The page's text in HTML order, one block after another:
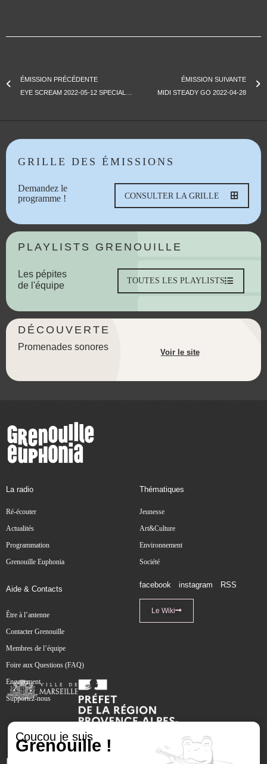
ÉMISSION PRÉCÉDENTE
ÉMISSION SUIVANTE
MIDI STEADY GO 2022-04-28
GRILLE DES ÉMISSIONS
Demandez le
programme !
CONSULTER LA GRILLE
PLAYLISTS GRENOUILLE
Les pépites
de l'équipe
TOUTES LES PLAYLISTS
DÉCOUVERTE
Promenades sonores
Voir le site
La radio
Ré-écouter
Actualités
Programmation
Grenouille Euphonia
Thématiques
Jeunesse
Art&Culture
Environnement
Société
Aide & Contacts
Être à l’antenne
Contacter Grenouille
Membres de l’équipe
Foire aux Questions (FAQ)
Engagement
Supportez-nous
facebook instagram RSS
Le Wiki
Coucou je suis
Grenouille !